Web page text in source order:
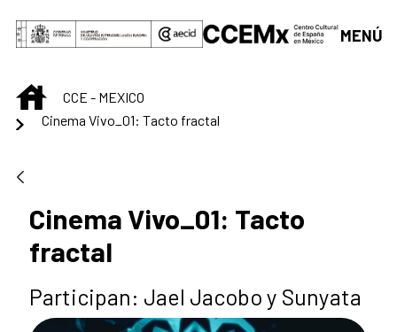
Saltar al contenido principal
MENÚ
INICIOCCE - MEXICO
Cinema Vivo_01: Tacto fractal
Cinema Vivo_01: Tacto
fractal
Participan: Jael Jacobo y Sunyata